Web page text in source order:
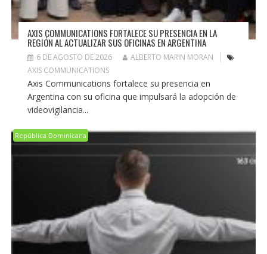
AXIS COMMUNICATIONS FORTALECE SU PRESENCIA EN LA
REGIÓN AL ACTUALIZAR SUS OFICINAS EN ARGENTINA
6 DE AGOSTO DE 2026
ALBERTO MARIN MORAN
AXIS COMMUNICATIONS
Axis Communications fortalece su presencia en
Argentina con su oficina que impulsará la adopción de
videovigilancia...
República Dominicana